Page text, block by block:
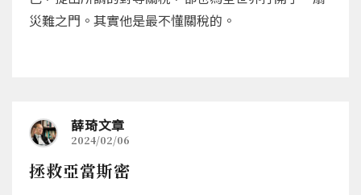
災難之門。其實他是最不懂關稅的。
薛琦文章
2024/02/06
拯救亞當斯密